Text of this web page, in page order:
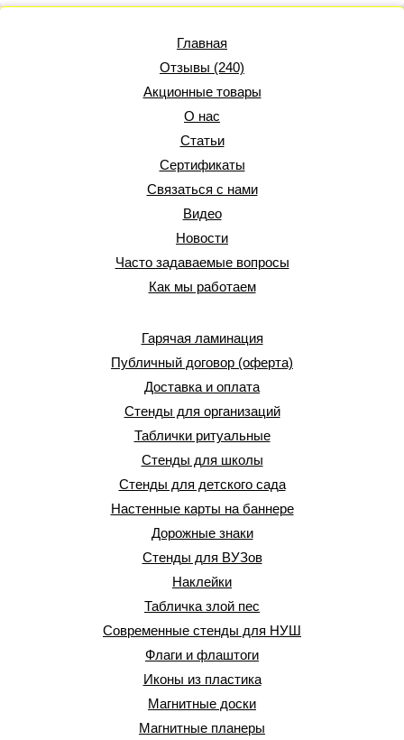
Главная
Отзывы (240)
Акционные товары
О нас
Статьи
Сертификаты
Связаться с нами
Видео
Новости
Часто задаваемые вопросы
Как мы работаем
Гарячая ламинация
Публичный договор (оферта)
Доставка и оплата
Стенды для организаций
Таблички ритуальные
Стенды для школы
Стенды для детского сада
Настенные карты на баннере
Дорожные знаки
Стенды для ВУЗов
Наклейки
Табличка злой пес
Современные стенды для НУШ
Флаги и флаштоги
Иконы из пластика
Магнитные доски
Магнитные планеры